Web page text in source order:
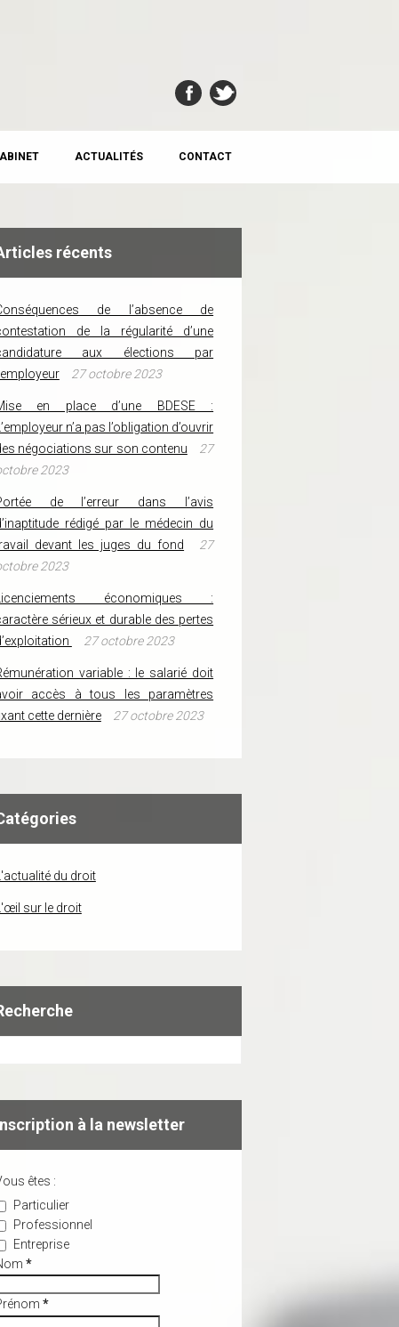
ACTUALITÉS CONTACT
récents
de l’absence de
de la régularité d’une
aux élections par
27 octobre 2023
en place d’une BDESE :
L’employeur n’a pas l’obligation d’ouvrir
négociations sur son contenu
27
2023
de l’erreur dans l’avis
rédigé par le médecin du
devant les juges du fond
27
2023
Licenciements économiques :
sérieux et durable des pertes
27 octobre 2023
variable : le salarié doit
accès à tous les paramètres
cette dernière
27 octobre 2023
L'actualité du droit
L'œil sur le droit
à la newsletter
êtes :
Particulier
Professionnel
Entreprise
*
*